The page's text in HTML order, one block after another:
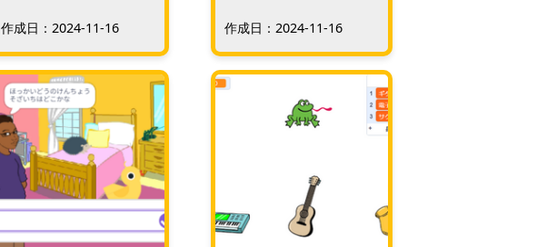
作成日：2024-11-16 作成日：2024-11-16